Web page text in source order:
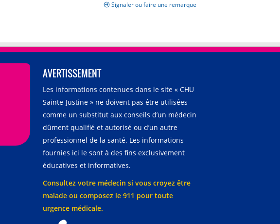
Signaler ou faire une remarque
AVERTISSEMENT
Les informations contenues dans le site « CHU
Sainte-Justine » ne doivent pas être utilisées
comme un substitut aux conseils d’un médecin
dûment qualifié et autorisé ou d’un autre
professionnel de la santé. Les informations
fournies ici le sont à des fins exclusivement
éducatives et informatives.
Consultez votre médecin si vous croyez être
malade ou composez le 911 pour toute
urgence médicale.